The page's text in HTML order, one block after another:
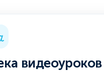
видеоуроков